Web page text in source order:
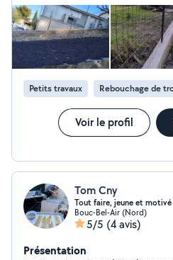
arbustes, elagage, abattage arbres -
nettoyage complet climatiseur - entretien lave-linge -
changement joint WC, salle
chasse d'eau WC et cuvette - nettoyage
shampooineuse matelas, canapé,
montage de meuble,
sur mesure - réparation, création et demandes
spécifiques *Location de matériel* - aspirateur jardin
synthétique - débroussailleuse - ponceuse -
perceuse/visseuse à choc/perforeuse -
- scie circulaire,sauteuse,sabre
Petits travaux Rebouchage de
Voir le profil
Tom Cny
Tout faire, jeune et motivé
Bouc-Bel-Air (Nord)
5/5 (4 avis)
Présentation